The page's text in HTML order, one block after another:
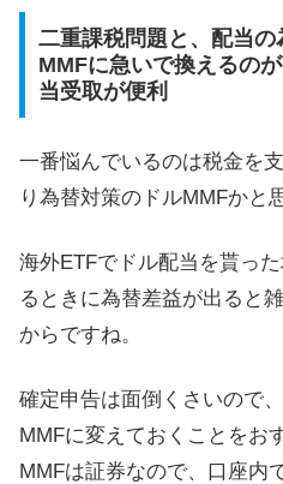
二重課税問題と、配当
MMFに急いで換えるの
当受取が便利
一番悩んでいるのは税金を
り為替対策のドルMMFかと
海外ETFでドル配当を貰っ
るときに為替差益が出ると
からですね。
確定申告は面倒くさいので
MMFに変えておくことをお
MMFは証券なので、口座内